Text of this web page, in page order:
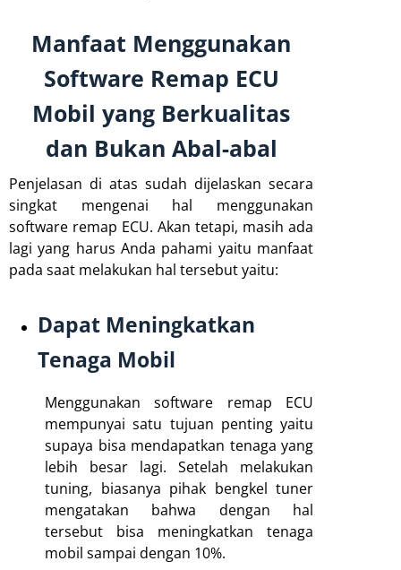
Manfaat Menggunakan
Software Remap ECU
Mobil yang Berkualitas
dan Bukan Abal-abal
Penjelasan di atas sudah dijelaskan secara
singkat mengenai hal menggunakan
software remap ECU. Akan tetapi, masih ada
lagi yang harus Anda pahami yaitu manfaat
pada saat melakukan hal tersebut yaitu:
Dapat Meningkatkan
Tenaga Mobil
Menggunakan software remap ECU
mempunyai satu tujuan penting yaitu
supaya bisa mendapatkan tenaga yang
lebih besar lagi. Setelah melakukan
tuning, biasanya pihak bengkel tuner
mengatakan bahwa dengan hal
tersebut bisa meningkatkan tenaga
mobil sampai dengan 10%.